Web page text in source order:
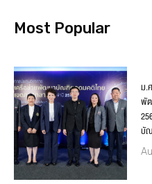
Most Popular
ม.
พั
บั